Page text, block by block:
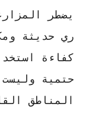
يضطر
ري حديثة
كفاءة
حتمية
المناطق